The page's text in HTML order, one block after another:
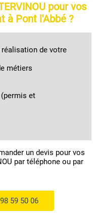
pour vos
à Pont l'Abbé ?
métiers
un devis pour vos
par téléphone ou par
59 50 06